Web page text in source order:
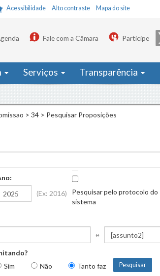
Acessibilidade Alto contraste Mapa do site
Fale com a Câmara Participe
Serviços Transparência
> 34 > Pesquisar Proposições
(Ex: 2016)
Pesquisar pelo protocolo do
sistema
e
Sim
Não Tanto faz